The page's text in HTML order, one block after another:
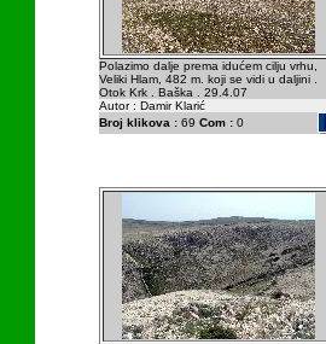
Polazimo dalje prema idućem cilju vrhu,
Veliki Hlam, 482 m. koji se vidi u daljini .
Otok Krk . Baška . 29.4.07
Autor : Damir Klarić
Broj klikova :69 Com :0